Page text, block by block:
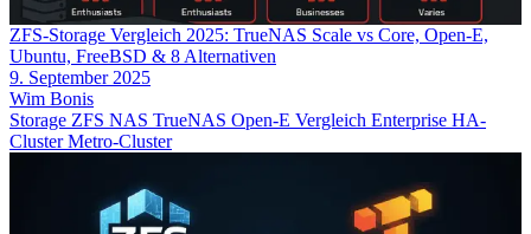
ZFS-Storage Vergleich 2025: TrueNAS Scale vs Core, Open-E,
Ubuntu, FreeBSD & 8 Alternativen
9. September 2025
Wim Bonis
Storage ZFS NAS TrueNAS Open-E Vergleich Enterprise HA-
ClusterMetro-Cluster